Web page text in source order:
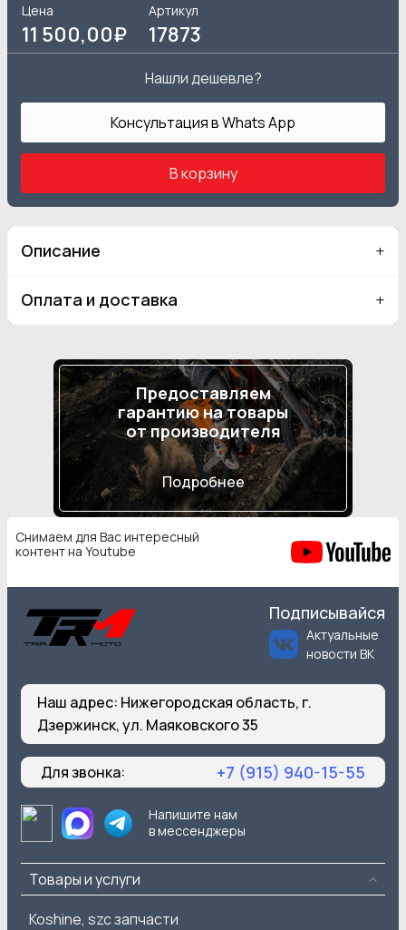
Цена
11 500,00₽
Артикул
17873
Нашли дешевле?
Консультация в Whats App
В корзину
Описание
Оплата и доставка
Предоставляем
гарантию на товары
от производителя
Подробнее
Снимаем для Вас интересный
контент на Youtube
Подписывайся
Актуальные
новости ВК
Наш адрес: Нижегородская область, г.
Дзержинск, ул. Маяковского 35
Для звонка: +7 (915) 940-15-55
Напишите нам
в мессенджеры
Товары и услуги
Koshine, szc запчасти